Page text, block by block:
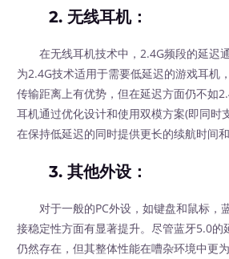
2. 无线耳机：
在无线耳机技术中，2.4G频段的延迟
为2.4G技术适用于需要低延迟的游戏耳机
传输距离上有优势，但在延迟方面仍不如
耳机通过优化设计和使用双模方案(即同时
在保持低延迟的同时提供更长的续航时间和
3.其他外设 ：
对于一般的PC外设，如键盘和鼠标，
接稳定性方面有显著提升。尽管蓝牙5.0的
仍然存在，但其整体性能在嘈杂环境中更